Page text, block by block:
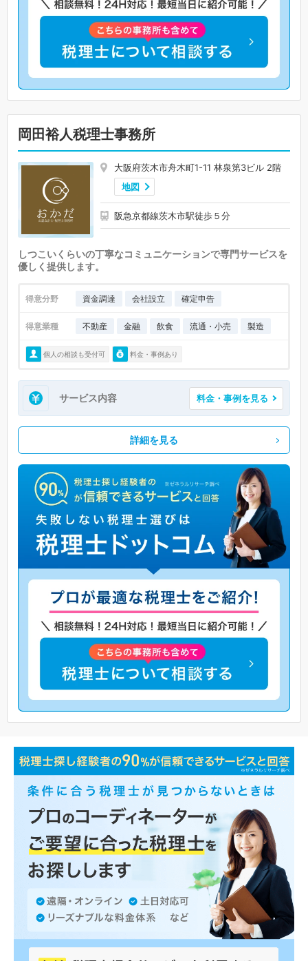
岡田裕人税理士事務所
大阪府茨木市舟木町1-11 林泉第3ビル 2階
地図
阪急京都線茨木市駅徒歩５分
しつこいくらいの丁寧なコミュニケーションで専門サービスを
優しく提供します。
得意分野 資金調達 会社設立 確定申告
得意業種 不動産 金融 飲食 流通・小売 製造
個人の相談も受付可 料金・事例あり
サービス内容 料金・事例を見る
詳細を見る